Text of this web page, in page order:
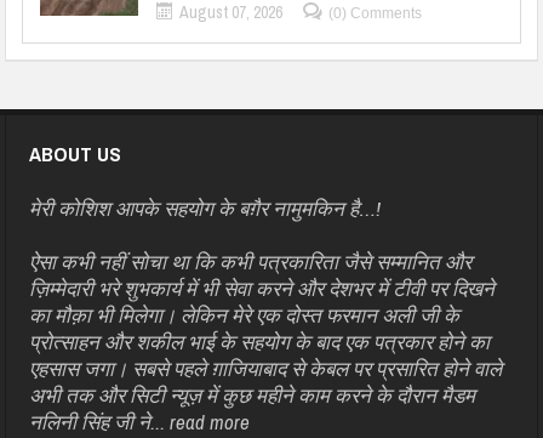
August 07, 2026 (0) Comments
ABOUT US
मेरी कोशिश आपके सहयोग के बग़ैर नामुमकिन है…!
ऐसा कभी नहीं सोचा था कि कभी पत्रकारिता जैसे सम्मानित और
ज़िम्मेदारी भरे शुभकार्य में भी सेवा करने और देशभर में टीवी पर दिखने
का मौक़ा भी मिलेगा। लेकिन मेरे एक दोस्त फरमान अली जी के
प्रोत्साहन और शकील भाई के सहयोग के बाद एक पत्रकार होने का
एहसास जगा। सबसे पहले ग़ाजियाबाद से केबल पर प्रसारित होने वाले
अभी तक और सिटी न्यूज़ में कुछ महीने काम करने के दौरान मैडम
नलिनी सिंह जी ने...read more